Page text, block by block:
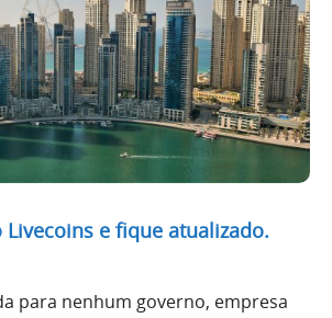
Livecoins e fique atualizado.
para nenhum governo, empresa